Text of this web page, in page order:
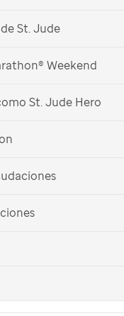
St. Jude
Weekend
St. Jude Hero
festivos de alguien
crear